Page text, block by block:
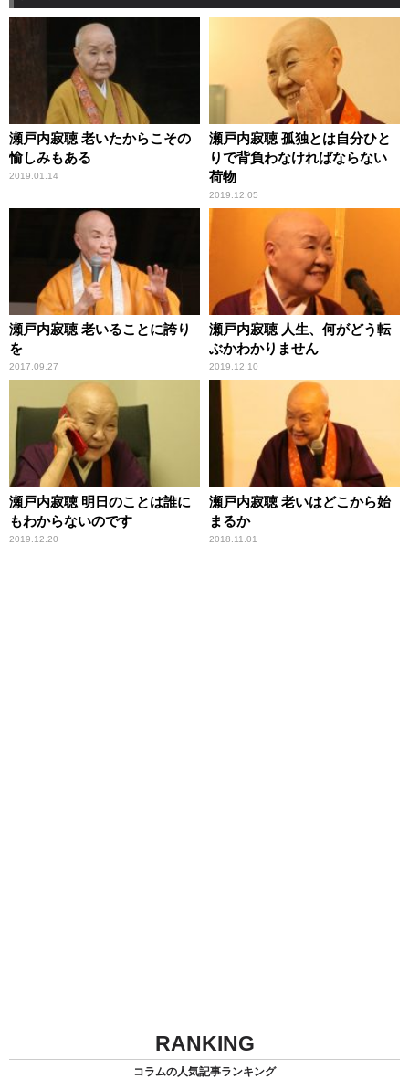
瀬戸内寂聴 老いたからこその
愉しみもある
2019.01.14
瀬戸内寂聴 孤独とは自分ひと
りで背負わなければならない
荷物
2019.12.05
瀬戸内寂聴 老いることに誇り
を
2017.09.27
瀬戸内寂聴 人生、何がどう転
ぶかわかりません
2019.12.10
瀬戸内寂聴 明日のことは誰に
もわからないのです
2019.12.20
瀬戸内寂聴 老いはどこから始
まるか
2018.11.01
RANKING
コラムの人気記事ランキング